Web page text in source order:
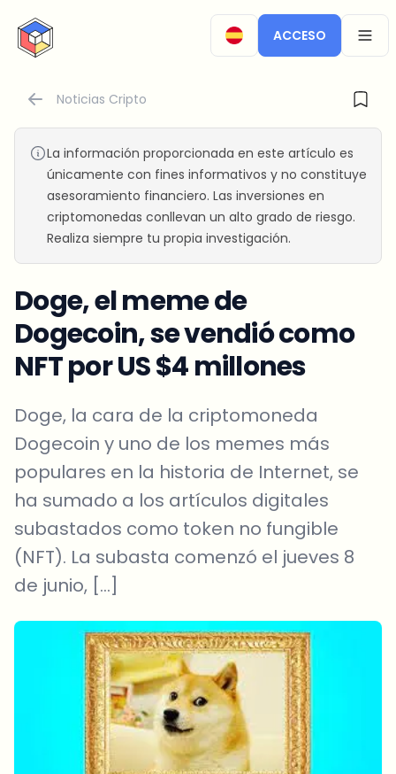
CryptoTicker
ACCESO
Noticias Cripto
La información proporcionada en este artículo es
únicamente con fines informativos y no constituye
asesoramiento financiero. Las inversiones en
criptomonedas conllevan un alto grado de riesgo.
Realiza siempre tu propia investigación.
Doge, el meme de
Dogecoin, se vendió como
NFT por US $4 millones
Doge, la cara de la criptomoneda
Dogecoin y uno de los memes más
populares en la historia de Internet, se
ha sumado a los artículos digitales
subastados como token no fungible
(NFT). La subasta comenzó el jueves 8
de junio, […]